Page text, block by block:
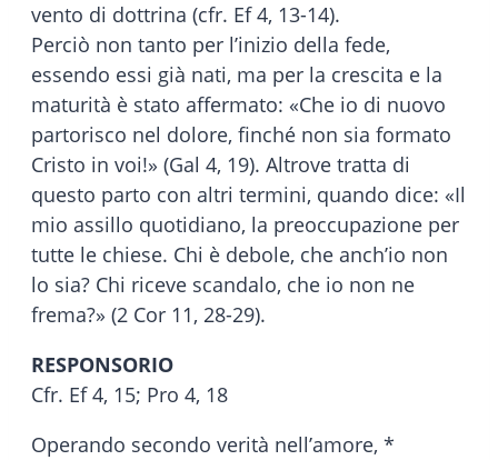
vento di dottrina (cfr. Ef 4, 13-14).
Perciò non tanto per l’inizio della fede,
essendo essi già nati, ma per la crescita e la
maturità è stato affermato: «Che io di nuovo
partorisco nel dolore, finché non sia formato
Cristo in voi!» (Gal 4, 19). Altrove tratta di
questo parto con altri termini, quando dice: «Il
mio assillo quotidiano, la preoccupazione per
tutte le chiese. Chi è debole, che anch’io non
lo sia? Chi riceve scandalo, che io non ne
frema?» (2 Cor 11, 28-29).
RESPONSORIO
Cfr. Ef 4, 15; Pro 4, 18
Operando secondo verità nell’amore, *